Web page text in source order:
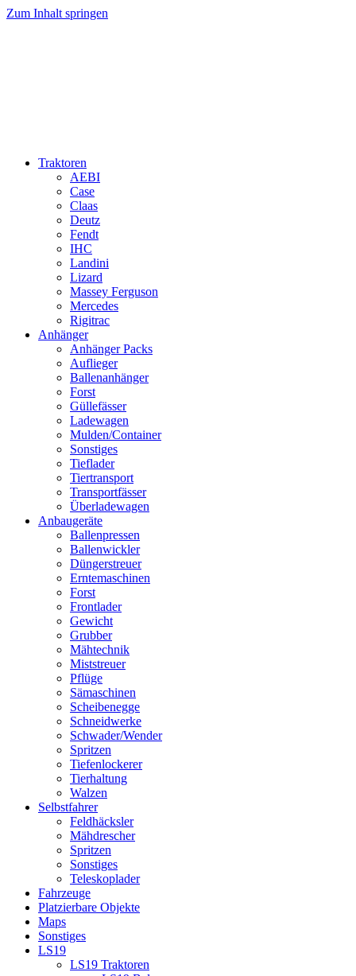
Zum Inhalt springen
Traktoren
AEBI
Case
Claas
Deutz
Fendt
IHC
Landini
Lizard
Massey Ferguson
Mercedes
Rigitrac
Anhänger
Anhänger Packs
Auflieger
Ballenanhänger
Forst
Güllefässer
Ladewagen
Mulden/Container
Sonstiges
Tieflader
Tiertransport
Transportfässer
Überladewagen
Anbaugeräte
Ballenpressen
Ballenwickler
Düngerstreuer
Erntemaschinen
Forst
Frontlader
Gewicht
Grubber
Mähtechnik
Miststreuer
Pflüge
Sämaschinen
Scheibenegge
Schneidwerke
Schwader/Wender
Spritzen
Tiefenlockerer
Tierhaltung
Walzen
Selbstfahrer
Feldhäcksler
Mähdrescher
Spritzen
Sonstiges
Teleskoplader
Fahrzeuge
Platzierbare Objekte
Maps
Sonstiges
LS19
LS19 Traktoren